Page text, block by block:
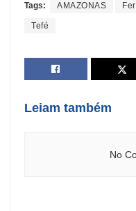
Tags: AMAZONAS
Tefé
Leiam também
No